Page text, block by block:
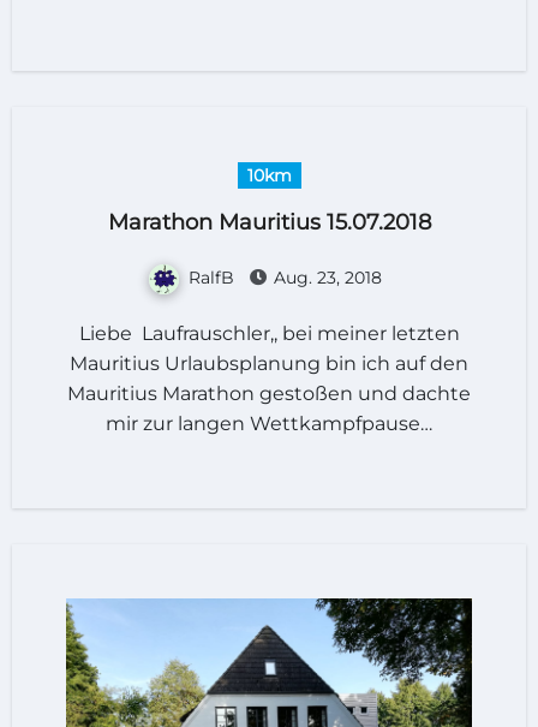
10km
Marathon Mauritius 15.07.2018
RalfB Aug. 23, 2018
Liebe Laufrauschler,, bei meiner letzten
Mauritius Urlaubsplanung bin ich auf den
Mauritius Marathon gestoßen und dachte
mir zur langen Wettkampfpause…